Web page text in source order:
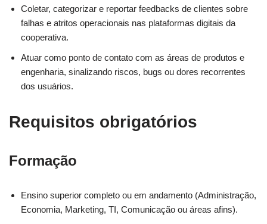
Coletar, categorizar e reportar feedbacks de clientes sobre
falhas e atritos operacionais nas plataformas digitais da
cooperativa.
Atuar como ponto de contato com as áreas de produtos e
engenharia, sinalizando riscos, bugs ou dores recorrentes
dos usuários.
Requisitos obrigatórios
Formação
Ensino superior completo ou em andamento (Administração,
Economia, Marketing, TI, Comunicação ou áreas afins).